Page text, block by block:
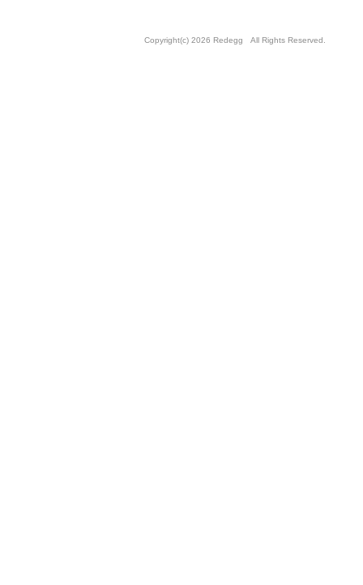
Copyright(c) 2026 Redegg All Rights Reserved.